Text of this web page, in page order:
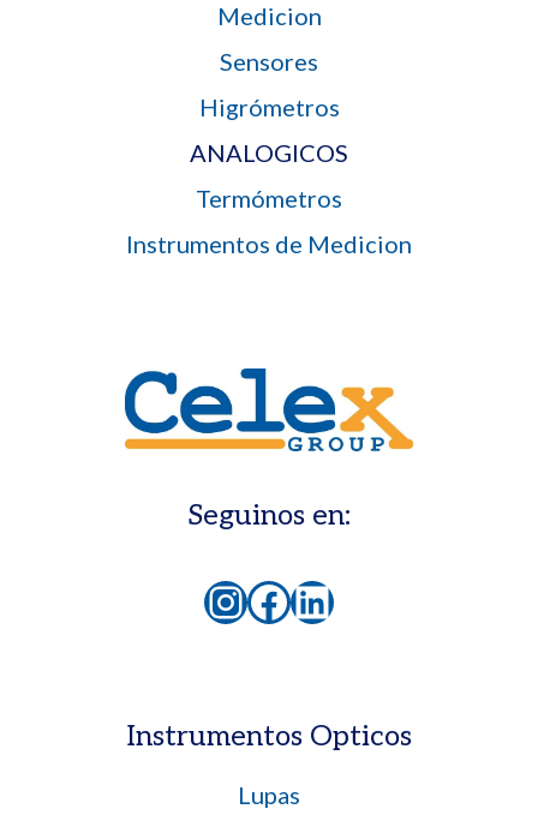
Medicion
Sensores
Higrómetros
ANALOGICOS
Termómetros
Instrumentos de Medicion
Seguinos en:
Instagram
Facebook
LinkedIn
Instrumentos Opticos
Lupas